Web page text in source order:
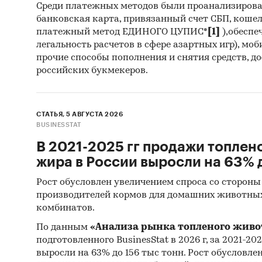
об
в
бумаги
в
Среди платежных методов были
банковская карта, привязанный счет СБП,
платежный метод ЕДИНОГО ЦУПИС* [1]
легальность расчетов в сфере азартных игр),
прочие способы пополнения и снятия средств,
российских букмекеров.
СТАТЬЯ, 5 АВГУСТА 2026
BUSINESSTAT
В 2021-2025 гг продажи
жира в России выросли на 63%
Рост обусловлен увеличением спроса со
производителей кормов для домашних
комбинатов.
По данным «Анализа рынка топленого
подготовленного BusinesStat в 2026 г, за 2021-
выросли на 63% до 156 тыс тонн. Рост